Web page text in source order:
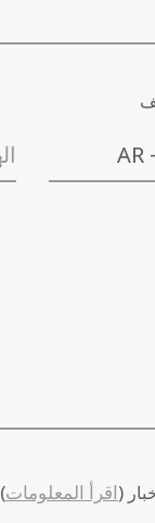
(اقرأ المعلومات)